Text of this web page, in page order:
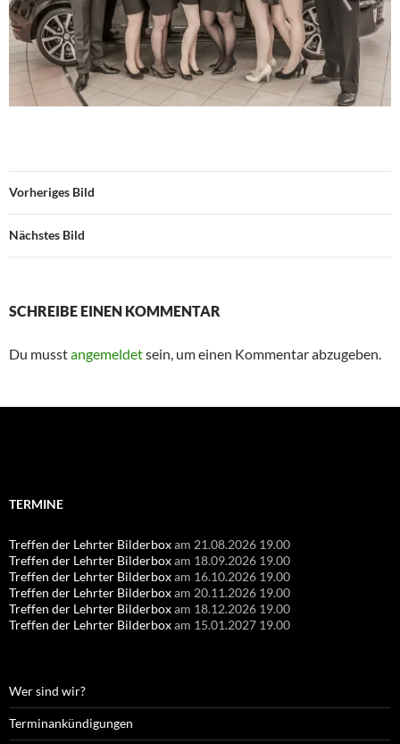
Vorheriges Bild
Nächstes Bild
SCHREIBE EINEN KOMMENTAR
Du musstangemeldetsein, um einen Kommentar abzugeben.
TERMINE
Treffen der Lehrter Bilderboxam 21.08.2026 19.00
Treffen der Lehrter Bilderboxam 18.09.2026 19.00
Treffen der Lehrter Bilderboxam 16.10.2026 19.00
Treffen der Lehrter Bilderboxam 20.11.2026 19.00
Treffen der Lehrter Bilderboxam 18.12.2026 19.00
Treffen der Lehrter Bilderboxam 15.01.2027 19.00
Wer sind wir?
Terminankündigungen